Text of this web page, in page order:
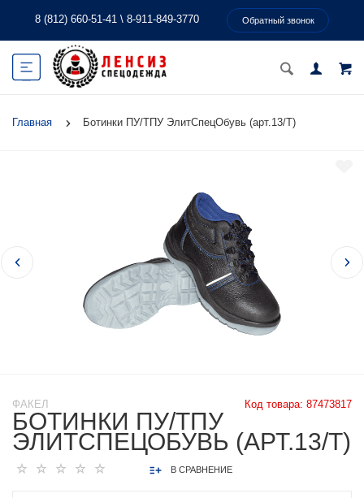
8 (812) 660-51-41 \ 8-911-849-3770 Обратный звонок
Главная Ботинки ПУ/ТПУ ЭлитСпецОбувь (арт.13/Т)
Код товара: 87473817
ФАКЕЛ
БОТИНКИ ПУ/ТПУ
ЭЛИТСПЕЦОБУВЬ (АРТ.13/Т)
В СРАВНЕНИЕ